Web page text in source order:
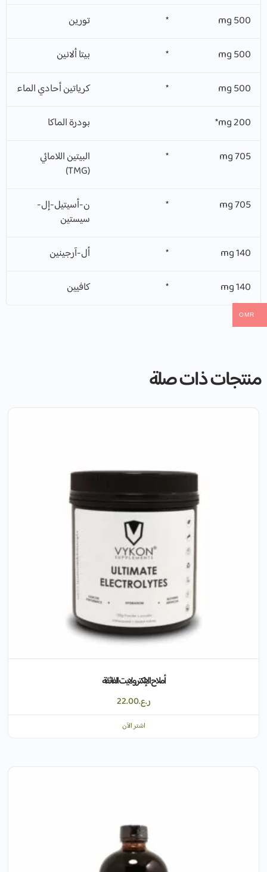
500 mg
تورين
500 mg
بيتا ألانين
500 mg
كرياتين أحادي الماء
200 mg*
بودرة الماكا
705 mg
البيتين اللامائي
705 mg
ن-أسيتيل-إل-
سيستين
140 mg
أل-آرجينين
140 mg
كافيين
منتجات ذات صلة
أملاح الإلكترولايت الفائقة
ر.ع.22.00
اشتر الآن
OMR